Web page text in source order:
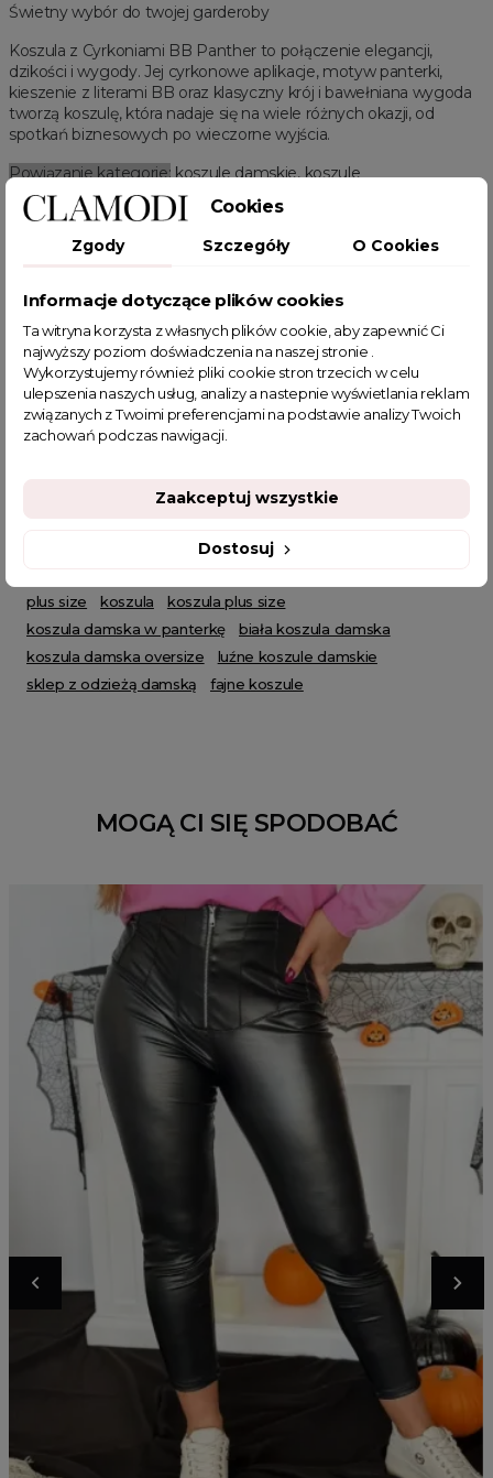
Świetny wybór do twojej garderoby
Koszula z Cyrkoniami BB Panther to połączenie elegancji,
dzikości i wygody. Jej cyrkonowe aplikacje, motyw panterki,
kieszenie z literami BB oraz klasyczny krój i bawełniana wygoda
tworzą koszulę, która nadaje się na wiele różnych okazji, od
spotkań biznesowych po wieczorne wyjścia.
Powiązanie kategorie: koszule damskie, koszule
Powiązane kategorie:
Odzież damska
Zobacz wszystkie produkty Clamodi
Zobacz wszystkie produkty plus size Clamodi Koszule plus size
Koszule rozpinane
Koszule wzorzyste / koszule damskie we wzory
Koszule wzorzyste
plus size koszula
koszula plus size
koszula damska w panterkę
biała koszula damska
koszula damska oversize
luźne koszule damskie
sklep z odzieżą damską
fajne koszule
MOGĄ CI SIĘ SPODOBAĆ
Cookies
Zgody Szczegóły O Cookies
Informacje dotyczące plików cookies
Ta witryna korzysta z własnych plików cookie, aby zapewnić Ci
najwyższy poziom doświadczenia na naszej stronie .
Wykorzystujemy również pliki cookie stron trzecich w celu
ulepszenia naszych usług, analizy a nastepnie wyświetlania reklam
związanych z Twoimi preferencjami na podstawie analizy Twoich
zachowań podczas nawigacji.
Dostosuj
Zaakceptuj wszystkie